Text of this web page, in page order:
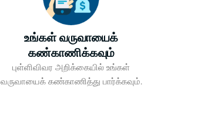
உங்கள் வருவாயைக்
கண்காணிக்கவும்
புள்ளிவிவர அறிக்கையில் உங்கள்
வருவாயைக் கண்காணித்து பார்க்கவும்.